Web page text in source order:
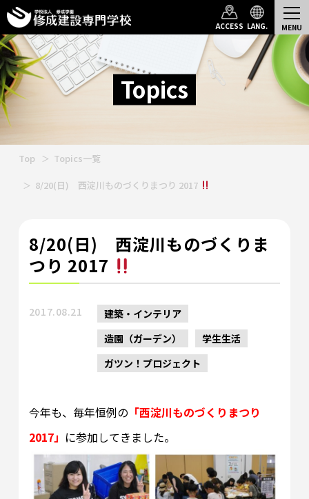
ACCESS LANG.
Topics
Top Topics一覧
8/20(日) 西淀川ものづくりまつり 2017
8/20(日) 西淀川ものづくりま
つり 2017
2017.08.21
建築・インテリア
造園（ガーデン）
学生生活
ガツン！プロジェクト
今年も、毎年恒例の 「西淀川ものづくりまつり
2017」 に参加してきました。